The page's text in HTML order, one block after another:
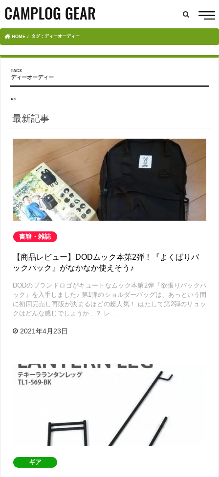
HOME タグ : ディーオーディー
ディーオーディー
●×
最新記事
書籍・雑誌
【商品レビュー】DODムック本第2弾！『よくばりバ
ックパック』がなかなか使えそう♪
DODのブランドロゴがキュートなムック本第2弾『欲張りバックパ
ック』を入手しました♪ 第1弾のショルダーバッグは、あっという間
に初回完売し再販が決まるほどの超人気！ はたして第2弾のリュッ
クはどんな感じでしょうか…？ レ…
2021年4月23日
ギア